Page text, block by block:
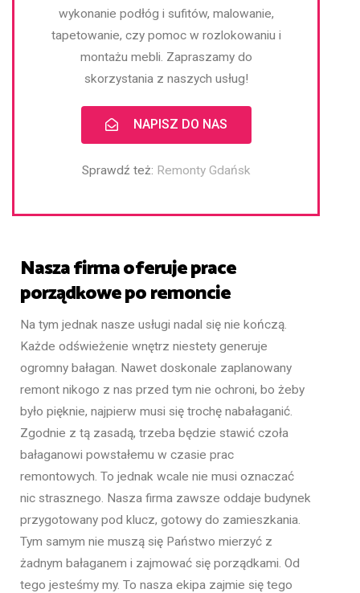
wykonanie podłóg i sufitów, malowanie,
tapetowanie, czy pomoc w rozlokowaniu i
montażu mebli. Zapraszamy do
skorzystania z naszych usług!
NAPISZ DO NAS
Sprawdź też: Remonty Gdańsk
Nasza firma oferuje prace
porządkowe po remoncie
Na tym jednak nasze usługi nadal się nie kończą.
Każde odświeżenie wnętrz niestety generuje
ogromny bałagan. Nawet doskonale zaplanowany
remont nikogo z nas przed tym nie ochroni, bo żeby
było pięknie, najpierw musi się trochę nabałaganić.
Zgodnie z tą zasadą, trzeba będzie stawić czoła
bałaganowi powstałemu w czasie prac
remontowych. To jednak wcale nie musi oznaczać
nic strasznego. Nasza firma zawsze oddaje budynek
przygotowany pod klucz, gotowy do zamieszkania.
Tym samym nie muszą się Państwo mierzyć z
żadnym bałaganem i zajmować się porządkami. Od
tego jesteśmy my. To nasza ekipa zajmie się tego